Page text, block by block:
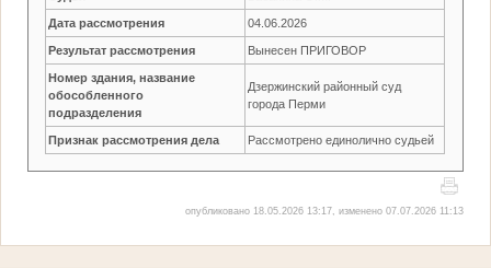
Дата рассмотрения 04.06.2026
Результат рассмотрения Вынесен ПРИГОВОР
Номер здания, название
обособленного
подразделения
Дзержинский районный суд
города Перми
Признак рассмотрения дела Рассмотрено единолично судьей
опубликовано 18.05.2026 13:17, изменено 07.07.2026 11:13